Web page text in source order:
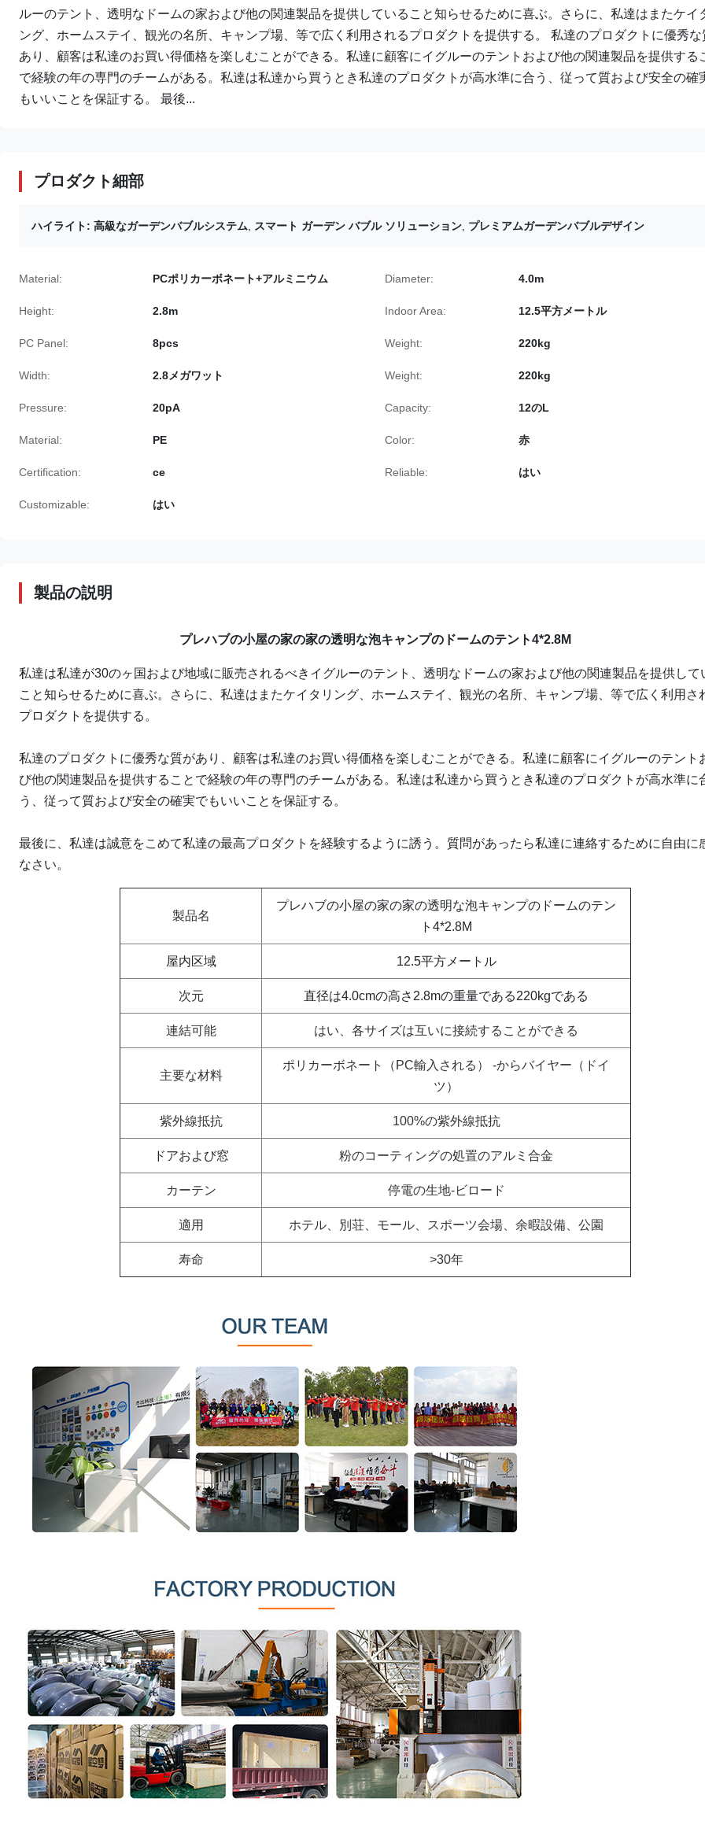
ルーのテント、透明なドームの家および他の関連製品を提供していること知らせるために喜ぶ。さらに、私達はまたケイ
ング、ホームステイ、観光の名所、キャンプ場、等で広く利用されるプロダクトを提供する。 私達のプロダクトに優秀な
あり、顧客は私達のお買い得価格を楽しむことができる。私達に顧客にイグルーのテントおよび他の関連製品を提供する
で経験の年の専門のチームがある。私達は私達から買うとき私達のプロダクトが高水準に合う、従って質および安全の確
もいいことを保証する。 最後...
プロダクト細部
ハイライト: 高級なガーデンバブルシステム スマート ガーデン バブル ソリューション プレミアムガーデンバブルデザイン
Material: PCポリカーボネート+アルミニウム Diameter: 4.0m
Height: 2.8m Indoor Area: 12.5平方メートル
PC Panel: 8pcs Weight: 220kg
Width: 2.8メガワット Weight: 220kg
Pressure: 20pA Capacity: 12のL
Material: PE Color: 赤
Certification: ce Reliable: はい
Customizable: はい
製品の説明
プレハブの小屋の家の家の透明な泡キャンプのドームのテント4*2.8M
私達は私達が30のヶ国および地域に販売されるべきイグルーのテント、透明なドームの家および他の関連製品を提供して
こと知らせるために喜ぶ。さらに、私達はまたケイタリング、ホームステイ、観光の名所、キャンプ場、等で広く利用さ
プロダクトを提供する。
私達のプロダクトに優秀な質があり、顧客は私達のお買い得価格を楽しむことができる。私達に顧客にイグルーのテント
び他の関連製品を提供することで経験の年の専門のチームがある。私達は私達から買うとき私達のプロダクトが高水準に
う、従って質および安全の確実でもいいことを保証する。
最後に、私達は誠意をこめて私達の最高プロダクトを経験するように誘う。質問があったら私達に連絡するために自由に
なさい。
製品名
プレハブの小屋の家の家の透明な泡キャンプのドームのテン
ト4*2.8M
屋内区域 12.5平方メートル
次元 直径は4.0cmの高さ2.8mの重量である220kgである
連結可能 はい、各サイズは互いに接続することができる
主要な材料
ポリカーボネート（PC輸入される） -からバイヤー（ドイ
ツ）
紫外線抵抗 100%の紫外線抵抗
ドアおよび窓 粉のコーティングの処置のアルミ合金
カーテン 停電の生地-ビロード
適用 ホテル、別荘、モール、スポーツ会場、余暇設備、公園
寿命 >30年